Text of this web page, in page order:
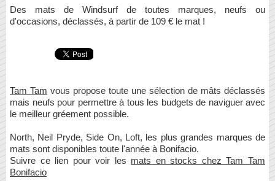
Des mats de Windsurf de toutes marques, neufs ou
d'occasions, déclassés, à partir de 109 € le mat !
Tam Tam vous propose toute une sélection de mâts déclassés
mais neufs pour permettre à tous les budgets de naviguer avec
le meilleur gréement possible.
North, Neil Pryde, Side On, Loft, les plus grandes marques de
mats sont disponibles toute l'année à Bonifacio.
Suivre ce lien pour voir les mats en stocks chez Tam Tam
Bonifacio